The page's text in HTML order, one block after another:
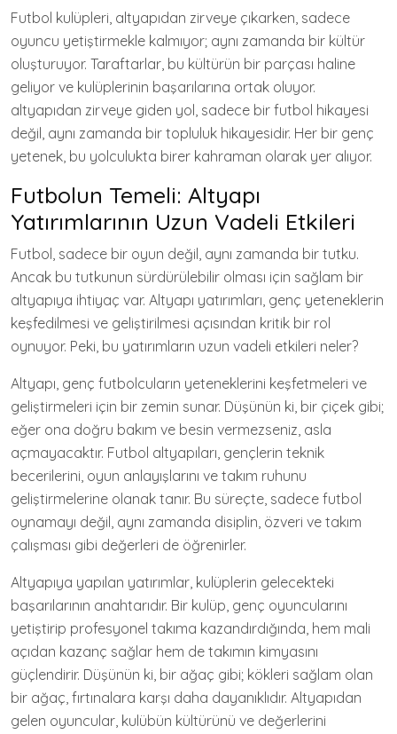
Futbol kulüpleri, altyapıdan zirveye çıkarken, sadece
oyuncu yetiştirmekle kalmıyor; aynı zamanda bir kültür
oluşturuyor. Taraftarlar, bu kültürün bir parçası haline
geliyor ve kulüplerinin başarılarına ortak oluyor.
altyapıdan zirveye giden yol, sadece bir futbol hikayesi
değil, aynı zamanda bir topluluk hikayesidir. Her bir genç
yetenek, bu yolculukta birer kahraman olarak yer alıyor.
Futbolun Temeli: Altyapı
Yatırımlarının Uzun Vadeli Etkileri
Futbol, sadece bir oyun değil, aynı zamanda bir tutku.
Ancak bu tutkunun sürdürülebilir olması için sağlam bir
altyapıya ihtiyaç var. Altyapı yatırımları, genç yeteneklerin
keşfedilmesi ve geliştirilmesi açısından kritik bir rol
oynuyor. Peki, bu yatırımların uzun vadeli etkileri neler?
Altyapı, genç futbolcuların yeteneklerini keşfetmeleri ve
geliştirmeleri için bir zemin sunar. Düşünün ki, bir çiçek gibi;
eğer ona doğru bakım ve besin vermezseniz, asla
açmayacaktır. Futbol altyapıları, gençlerin teknik
becerilerini, oyun anlayışlarını ve takım ruhunu
geliştirmelerine olanak tanır. Bu süreçte, sadece futbol
oynamayı değil, aynı zamanda disiplin, özveri ve takım
çalışması gibi değerleri de öğrenirler.
Altyapıya yapılan yatırımlar, kulüplerin gelecekteki
başarılarının anahtarıdır. Bir kulüp, genç oyuncularını
yetiştirip profesyonel takıma kazandırdığında, hem mali
açıdan kazanç sağlar hem de takımın kimyasını
güçlendirir. Düşünün ki, bir ağaç gibi; kökleri sağlam olan
bir ağaç, fırtınalara karşı daha dayanıklıdır. Altyapıdan
gelen oyuncular, kulübün kültürünü ve değerlerini